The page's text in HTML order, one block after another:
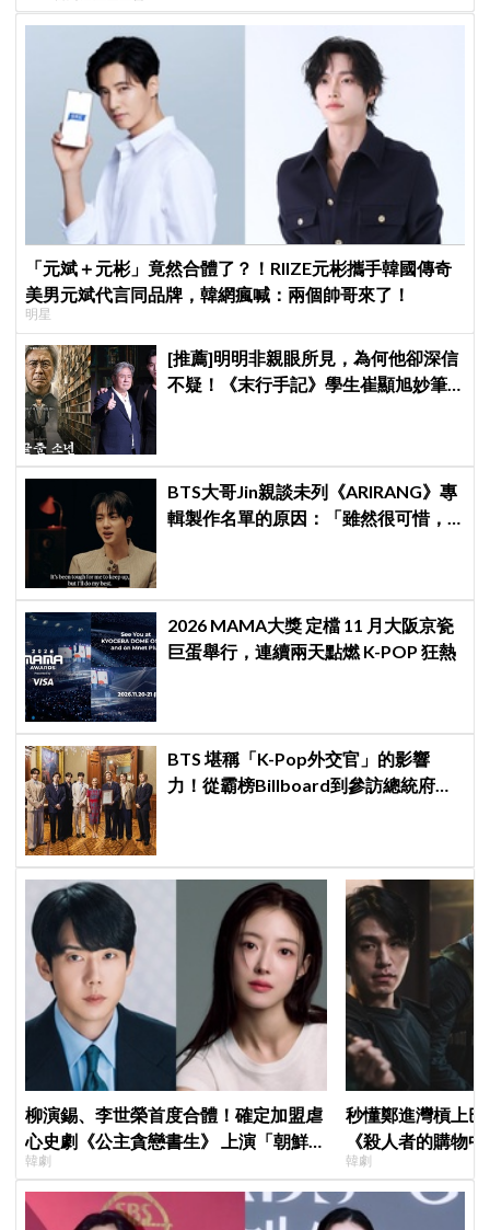
「元斌＋元彬」竟然合體了？！RIIZE元彬攜手韓國傳奇
美男元斌代言同品牌，韓網瘋喊：兩個帥哥來了！
明星
[推薦]明明非親眼所見，為何他卻深信
不疑！《末行手記》學生崔顯旭妙筆
BTS大哥Jin親談未列《ARIRANG》專
輯製作名單的原因：「雖然很可惜，
2026 MAMA大獎 定檔 11 月大阪京瓷
巨蛋舉行，連續兩天點燃 K-POP 狂熱
BTS 堪稱「K-Pop外交官」的影響
力！從霸榜Billboard到參訪總統府，
柳演錫、李世榮首度合體！確定加盟虐
心史劇《公主貪戀書生》 上演「朝鮮版
羅密歐與茱麗葉」
韓劇
秒懂鄭進灣槓上
《殺人者的購物
快速複習
韓劇